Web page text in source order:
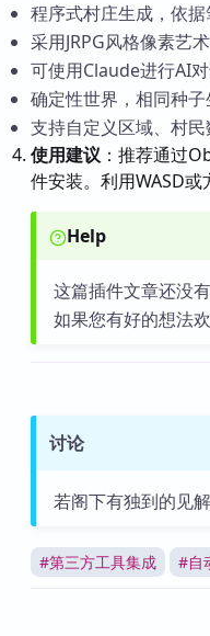
程序式村庄生成，依据
采用JRPG风格像素艺
可使用Claude进行AI
确定性世界，相同种子
支持自定义区域、村民
使用建议 ：推荐通过
件安装。利用WASD或
Help
这篇插件文章还没
如果您有好的想法
讨论
若阁下有独到的见
#第三方工具集成 #自